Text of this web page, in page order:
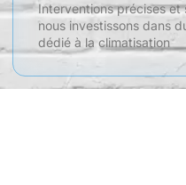
Interventions précises et
nous investissons dans
dédié à la climatisation